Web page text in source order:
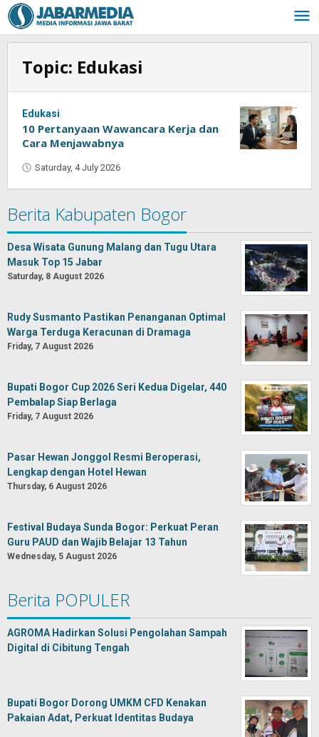
Skip
to
content
Topic: Edukasi
Edukasi
10 Pertanyaan Wawancara Kerja dan
Cara Menjawabnya
Saturday, 4 July 2026
Berita Kabupaten Bogor
Desa Wisata Gunung Malang dan Tugu Utara
Masuk Top 15 Jabar
Saturday, 8 August 2026
Rudy Susmanto Pastikan Penanganan Optimal
Warga Terduga Keracunan di Dramaga
Friday, 7 August 2026
Bupati Bogor Cup 2026 Seri Kedua Digelar, 440
Pembalap Siap Berlaga
Friday, 7 August 2026
Pasar Hewan Jonggol Resmi Beroperasi,
Lengkap dengan Hotel Hewan
Thursday, 6 August 2026
Festival Budaya Sunda Bogor: Perkuat Peran
Guru PAUD dan Wajib Belajar 13 Tahun
Wednesday, 5 August 2026
Berita POPULER
AGROMA Hadirkan Solusi Pengolahan Sampah
Digital di Cibitung Tengah
Bupati Bogor Dorong UMKM CFD Kenakan
Pakaian Adat, Perkuat Identitas Budaya